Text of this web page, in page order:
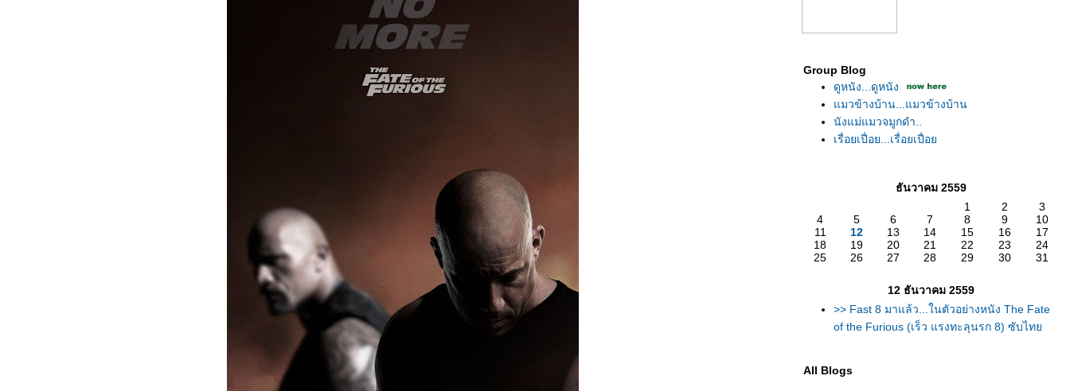
Group Blog
ดูหนัง...ดูหนัง
มวข้างบ้าน...แมวข้างบ้าน
นังแม่แมวจมูกดำ..
เรื่อยเปื่อย...เรื่อยเปื่อ
ธันวาคม 2559
1
2
3
4
5 6 7 8 9
10
11
12 13 14 15 16
17
18
19 20 21 22 23
24
25
26 27 28 29 30 31
12 ธันวาคม 2559
>> Fast 8 มาแล้ว...ในตัวอย่างหนัง The Fate
of the Furious (เร็ว แรงทะลุนรก 8) ซับไท
All Blogs